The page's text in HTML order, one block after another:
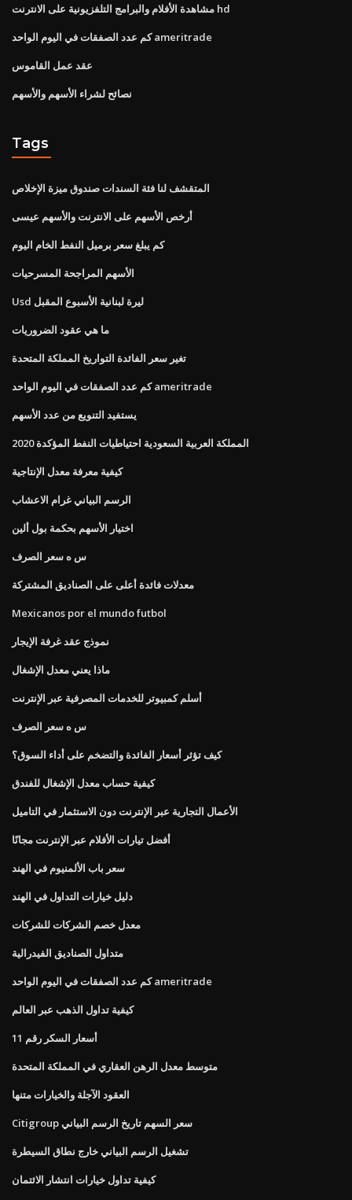
مشاهدة الأفلام والبرامج التلفزيونية على الانترنت hd
كم عدد الصفقات في اليوم الواحد ameritrade
عقد عمل القاموس
نصائح لشراء الأسهم والأسهم
Tags
المتقشف لنا فئة السندات صندوق ميزة الإخلاص
أرخص الأسهم على الانترنت والأسهم عيسى
كم يبلغ سعر برميل النفط الخام اليوم
الأسهم المراجحة المسرحيات
Usd ليرة لبنانية الأسبوع المقبل
ما هي عقود الضروريات
تغير سعر الفائدة التواريخ المملكة المتحدة
كم عدد الصفقات في اليوم الواحد ameritrade
يستفيد التنويع من عدد الأسهم
المملكة العربية السعودية احتياطيات النفط المؤكدة 2020
كيفية معرفة معدل الإنتاجية
الرسم البياني غرام الاعشاب
اختيار الأسهم بحكمة بول ألين
س ه سعر الصرف
معدلات فائدة أعلى على الصناديق المشتركة
Mexicanos por el mundo futbol
نموذج عقد غرفة الإيجار
ماذا يعني معدل الإشغال
أسلم كمبيوتر للخدمات المصرفية عبر الإنترنت
س ه سعر الصرف
كيف تؤثر أسعار الفائدة والتضخم على أداء السوق؟
كيفية حساب معدل الإشغال للفندق
الأعمال التجارية عبر الإنترنت دون الاستثمار في التاميل
أفضل تيارات الأفلام عبر الإنترنت مجانًا
سعر باب الألمنيوم في الهند
دليل خيارات التداول في الهند
معدل خصم الشركات للشركات
متداول الصناديق الفيدرالية
كم عدد الصفقات في اليوم الواحد ameritrade
كيفية تداول الذهب عبر العالم
أسعار السكر رقم 11
متوسط ​​معدل الرهن العقاري في المملكة المتحدة
العقود الآجلة والخيارات متنها
Citigroup سعر السهم تاريخ الرسم البياني
تشغيل الرسم البياني خارج نطاق السيطرة
كيفية تداول خيارات انتشار الائتمان